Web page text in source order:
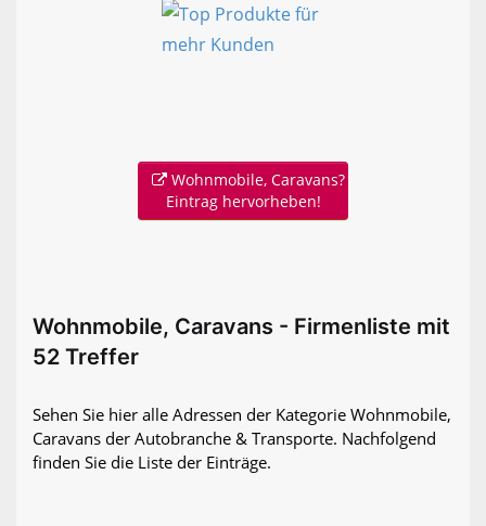
Wohnmobile, Caravans?
Eintrag hervorheben!
Wohnmobile, Caravans - Firmenliste mit
52 Treffer
Sehen Sie hier alle Adressen der Kategorie Wohnmobile,
Caravans der Autobranche & Transporte. Nachfolgend
finden Sie die Liste der Einträge.